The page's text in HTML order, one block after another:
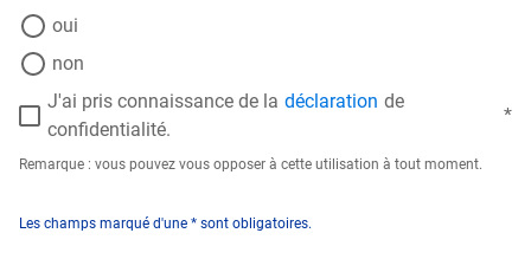
oui
non
J'ai pris connaissance de la déclaration de
confidentialité.
Remarque : vous pouvez vous opposer à cette utilisation à tout moment.
Les champs marqué d'une * sont obligatoires.